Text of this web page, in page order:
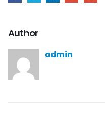
Author
admin